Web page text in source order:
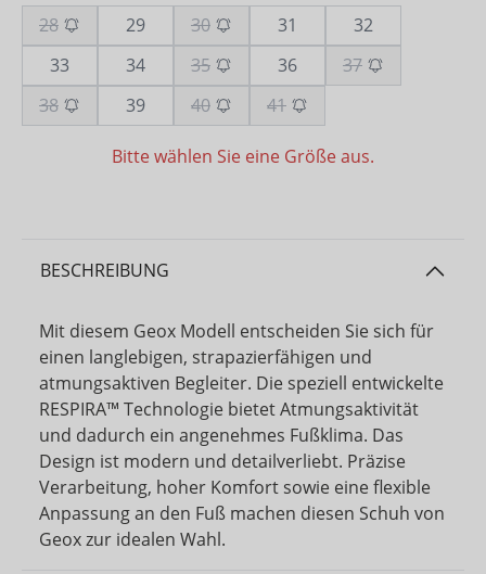
28 29 30 31
32
33
34 35 36
37
38
39 40 41
Bitte wählen Sie eine Größe aus.
BESCHREIBUNG
Mit diesem Geox Modell entscheiden Sie sich für
einen langlebigen, strapazierfähigen und
atmungsaktiven Begleiter. Die speziell entwickelte
RESPIRA™ Technologie bietet Atmungsaktivität
und dadurch ein angenehmes Fußklima. Das
Design ist modern und detailverliebt. Präzise
Verarbeitung, hoher Komfort sowie eine flexible
Anpassung an den Fuß machen diesen Schuh von
Geox zur idealen Wahl.